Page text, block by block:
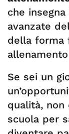
che
avanzate
della forma
Se sei un
qualità,
scuola per